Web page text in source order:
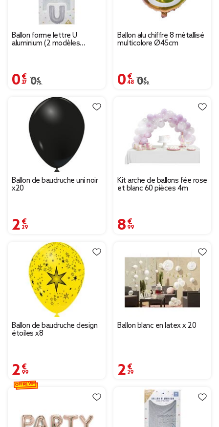
Ballon forme lettre U
aluminium (2 modèles
0,37 €
Prix remisé de 0,75 € à 0,37 €
0,75 €
Ballon alu chiffre 8 métallisé
multicolore Ø45cm
0,48 €
Prix remisé de 0,69 €
0,69 €
Ballon de baudruche uni noir
x20
2,29 €
Kit arche de ballons fée rose
et blanc 60 pièces 4m
8,99 €
Ballon de baudruche design
étoiles x8
2,99 €
Ballon blanc en latex x 20
2,29 €
OFFRE VIP